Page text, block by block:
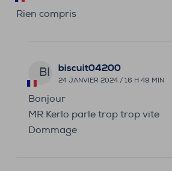
Rien compris
BI biscuit04200
24 JANVIER 2024 / 16 H 49 MIN
Bonjour
MR Kerlo parle trop trop vite
Dommage